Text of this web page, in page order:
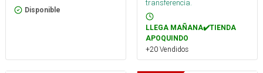
Disponible
transferencia.
LLEGA MAÑANA✔️TIENDA
APOQUINDO
+20 Vendidos